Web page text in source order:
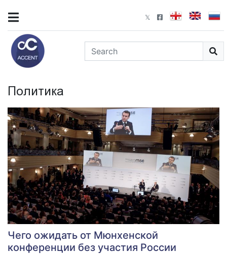
Политика
Чего ожидать от Мюнхенской
конференции без участия России